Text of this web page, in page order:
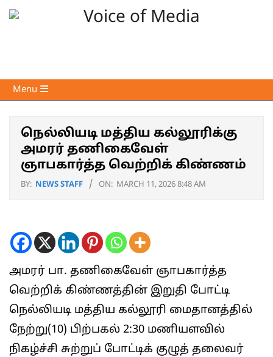
Skip
Voice
of
Primary
Navigation
Menu
நெல்லியடி மத்திய கல்லூரிக்கு
அமரர் தணிகைவேள்
ஞாபகார்த்த வெற்றிக் கிண்ணம்
BY: NEWS STAFF ON: MARCH 11, 2026 8:48 AM
அமரர் பா. தணிகைவேள் ஞாபகார்த்த
வெற்றிக் கிண்ணத்தின் இறுதி போட்டி
நெல்லியடி மத்திய கல்லூரி மைதானத்தில்
நேற்று(10) பிற்பகல் 2:30 மணியளவில்
நிகழ்ச்சி சுற்றுப் போட்டிக் குழுத் தலைவர்